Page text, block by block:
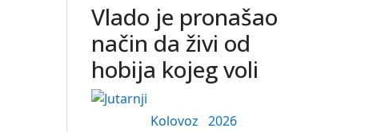
Vlado je pronašao
način da živi od
hobija kojeg voli
Kolovoz 2026